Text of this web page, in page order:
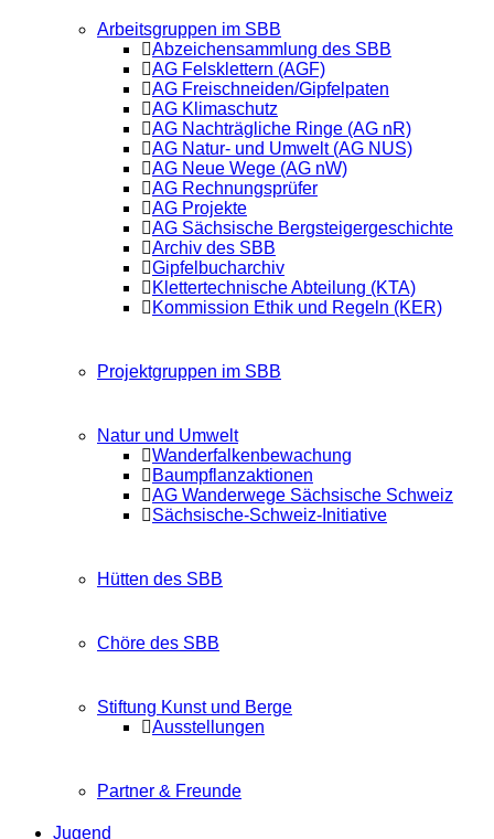
Arbeitsgruppen im SBB
Abzeichensammlung des SBB
AG Felsklettern (AGF)
AG Freischneiden/Gipfelpaten
AG Klimaschutz
AG Nachträgliche Ringe (AG nR)
AG Natur- und Umwelt (AG NUS)
AG Neue Wege (AG nW)
AG Rechnungsprüfer
AG Projekte
AG Sächsische Bergsteigergeschichte
Archiv des SBB
Gipfelbucharchiv
Klettertechnische Abteilung (KTA)
Kommission Ethik und Regeln (KER)
Projektgruppen im SBB
Natur und Umwelt
Wanderfalkenbewachung
Baumpflanzaktionen
AG Wanderwege Sächsische Schweiz
Sächsische-Schweiz-Initiative
Hütten des SBB
Chöre des SBB
Stiftung Kunst und Berge
Ausstellungen
Partner & Freunde
Jugend